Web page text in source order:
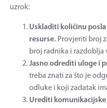
uzrok:
Uskladiti količinu
resurse. Provjeriti broj
broj radnika i razdoblja
Jasno odrediti uloge i
treba znati za što je
odluke i koji zadatak
Urediti komunikacijske